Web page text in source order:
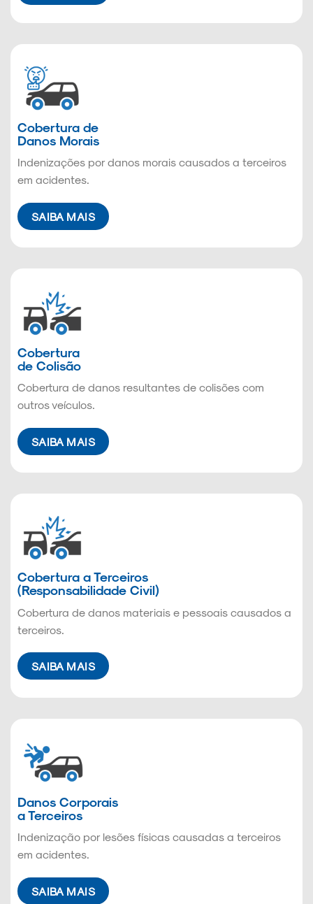
Cobertura de
Danos Morais
Indenizações por danos morais causados a terceiros
em acidentes.
SAIBA MAIS
Cobertura
de Colisão
Cobertura de danos resultantes de colisões com
outros veículos.
SAIBA MAIS
Cobertura a Terceiros
(Responsabilidade Civil)
Cobertura de danos materiais e pessoais causados a
terceiros.
SAIBA MAIS
Danos Corporais
a Terceiros
Indenização por lesões físicas causadas a terceiros
em acidentes.
SAIBA MAIS